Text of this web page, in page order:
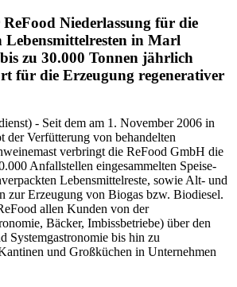
Niederlassung für die
in Marl
zu 30.000 Tonnen jährlich
für die Erzeugung regenerativer
- Seit dem am 1. November 2006 in
der Verfütterung von behandelten
verbringt die ReFood GmbH die
Anfallstellen eingesammelten Speise-
Lebensmittelreste, sowie Alt- und
zur Erzeugung von Biogas bzw. Biodiesel.
allen Kunden von der
Bäcker, Imbissbetriebe) über den
Systemgastronomie bis hin zu
und Großküchen in Unternehmen